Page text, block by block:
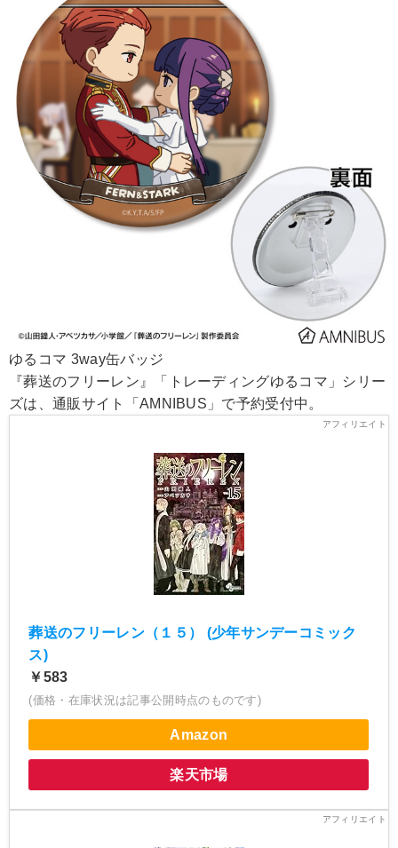
ゆるコマ 3way缶バッジ
『葬送のフリーレン』「トレーディングゆるコマ」シリー
ズは、通販サイト「AMNIBUS」で予約受付中。
葬送のフリーレン（１５） (少年サンデーコミック
ス)
￥583
(価格・在庫状況は記事公開時点のものです)
Amazon
楽天市場